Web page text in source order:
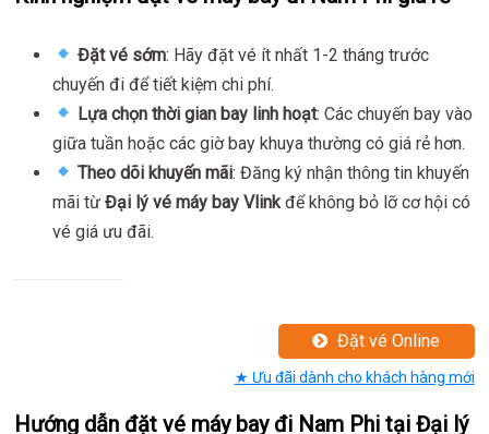
Đặt vé sớm: Hãy đặt vé ít nhất 1-2 tháng trước
chuyến đi để tiết kiệm chi phí.
Lựa chọn thời gian bay linh hoạt: Các chuyến bay vào
giữa tuần hoặc các giờ bay khuya thường có giá rẻ hơn.
Theo dõi khuyến mãi: Đăng ký nhận thông tin khuyến
mãi từĐại lý vé máy bay Vlinkđể không bỏ lỡ cơ hội có
vé giá ưu đãi.
Đặt vé Online
★ Ưu đãi dành cho khách hàng mới
Hướng dẫn đặt vé máy bay đi Nam Phi tại Đại lý